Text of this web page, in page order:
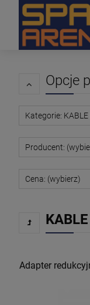
Opcje
Kategorie: KABLE
Producent:
Cena: (wybierz)
Adapter